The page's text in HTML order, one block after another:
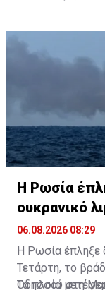
στις ισπανικές
σήμερα
ηλικίας, ενώ οι
επιφυλακτικές,
ιδιωτικότητας
υποδηλώνει μια
λουομένων στην
των κοινωνικών
Η Ρωσία
ουκρανικό
06.08.2026 08:29
Η Ρωσία έπληξε
Τετάρτη, το
Οδησσού στη
Τα πλοία